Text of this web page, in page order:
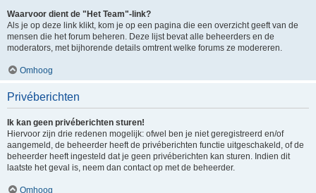
Waarvoor dient de "Het Team"-link?
Als je op deze link klikt, kom je op een pagina die een overzicht geeft van de
mensen die het forum beheren. Deze lijst bevat alle beheerders en de
moderators, met bijhorende details omtrent welke forums ze modereren.
Omhoog
Privéberichten
Ik kan geen privéberichten sturen!
Hiervoor zijn drie redenen mogelijk: ofwel ben je niet geregistreerd en/of
aangemeld, de beheerder heeft de privéberichten functie uitgeschakeld, of de
beheerder heeft ingesteld dat je geen privéberichten kan sturen. Indien dit
laatste het geval is, neem dan contact op met de beheerder.
Omhoog